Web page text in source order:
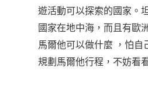
遊活動可以探索的國家。
國家在地中海，而且有歐
馬爾他可以做什麼 ，怕
規劃馬爾他行程，不妨看